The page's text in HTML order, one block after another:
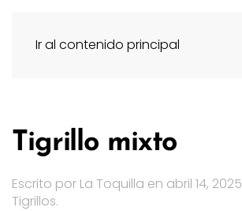
Ir al contenido principal
Tigrillo mixto
Escrito por La Toquilla en abril 14, 2025
Tigrillos.